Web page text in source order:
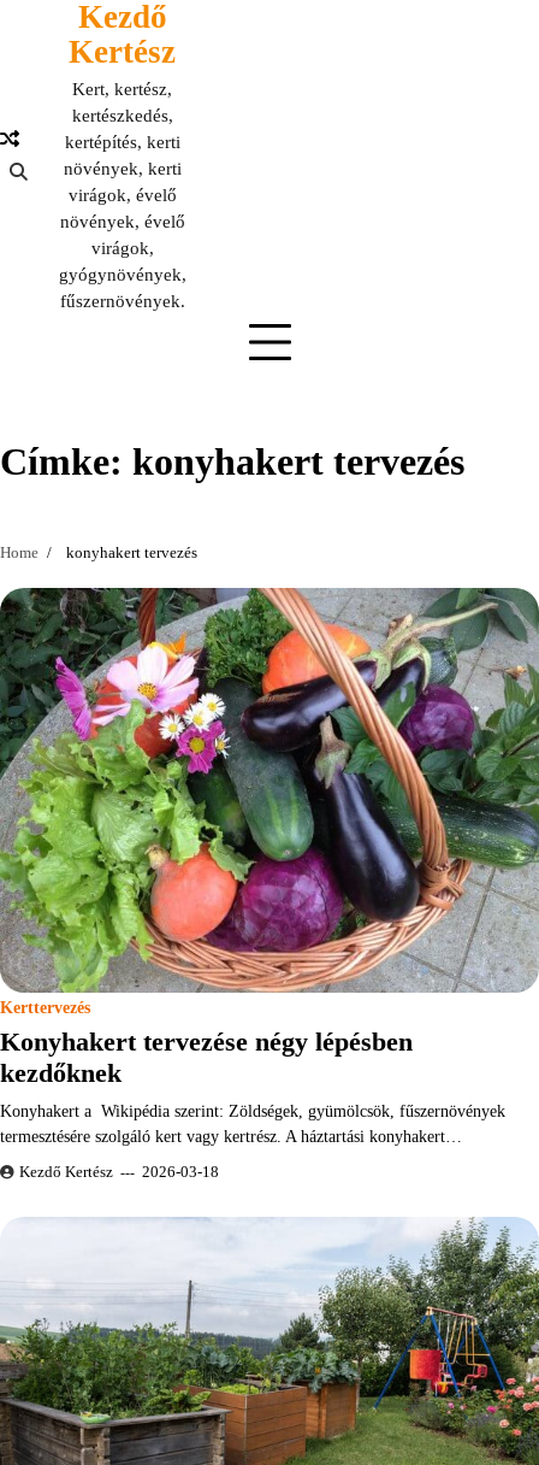
Kezdő
Kertész
Kert, kertész,
kertészkedés,
kertépítés, kerti
növények, kerti
virágok, évelő
növények, évelő
virágok,
gyógynövények,
fűszernövények.
Címke: konyhakert tervezés
Home konyhakert tervezés
Kerttervezés
Konyhakert tervezése négy lépésben
kezdőknek
Konyhakert a Wikipédia szerint: Zöldségek, gyümölcsök, fűszernövények
termesztésére szolgáló kert vagy kertrész. A háztartási konyhakert…
Kezdő Kertész 2026-03-18